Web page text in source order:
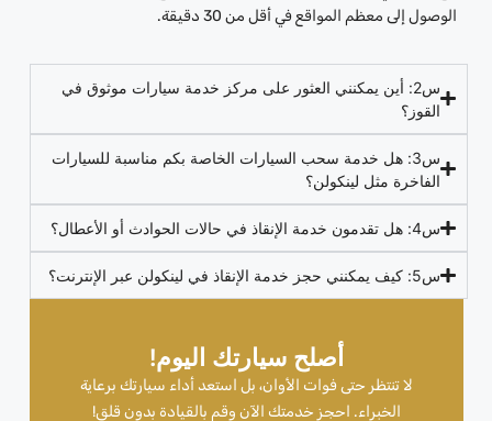
أصلح سيارتك اليوم!
لا تنتظر حتى فوات الأوان، بل استعد أداء سيارتك برعاية
الخبراء. احجز خدمتك الآن وقم بالقيادة بدون قلق!
الوصول إلى معظم المواقع في أقل من 30 دقيقة.
س2: أين يمكنني العثور على مركز خدمة سيارات موثوق في
القوز؟
س3: هل خدمة سحب السيارات الخاصة بكم مناسبة للسيارات
الفاخرة مثل لينكولن؟
س4: هل تقدمون خدمة الإنقاذ في حالات الحوادث أو الأعطال؟
س5: كيف يمكنني حجز خدمة الإنقاذ في لينكولن عبر الإنترنت؟